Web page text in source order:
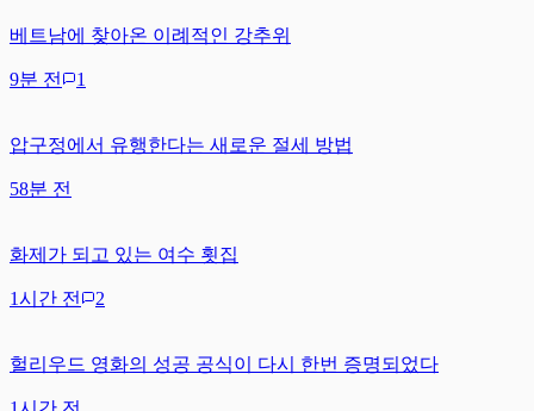
베트남에 찾아온 이례적인 강추위
9분 전 1
압구정에서 유행한다는 새로운 절세 방법
58분 전
화제가 되고 있는 여수 횟집
1시간 전 2
헐리우드 영화의 성공 공식이 다시 한번 증명되었다